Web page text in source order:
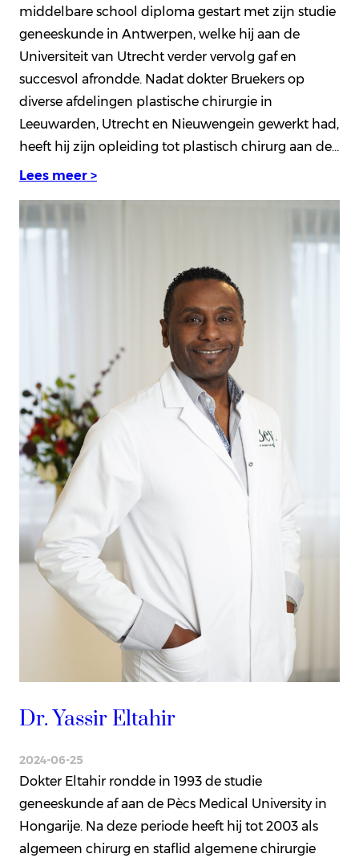
middelbare school diploma gestart met zijn studie
geneeskunde in Antwerpen, welke hij aan de
Universiteit van Utrecht verder vervolg gaf en
succesvol afrondde. Nadat dokter Bruekers op
diverse afdelingen plastische chirurgie in
Leeuwarden, Utrecht en Nieuwengein gewerkt had,
heeft hij zijn opleiding tot plastisch chirurg aan de…
Lees meer >
Dr. Yassir Eltahir
2024-06-25
Dokter Eltahir rondde in 1993 de studie
geneeskunde af aan de Pècs Medical University in
Hongarije. Na deze periode heeft hij tot 2003 als
algemeen chirurg en staflid algemene chirurgie